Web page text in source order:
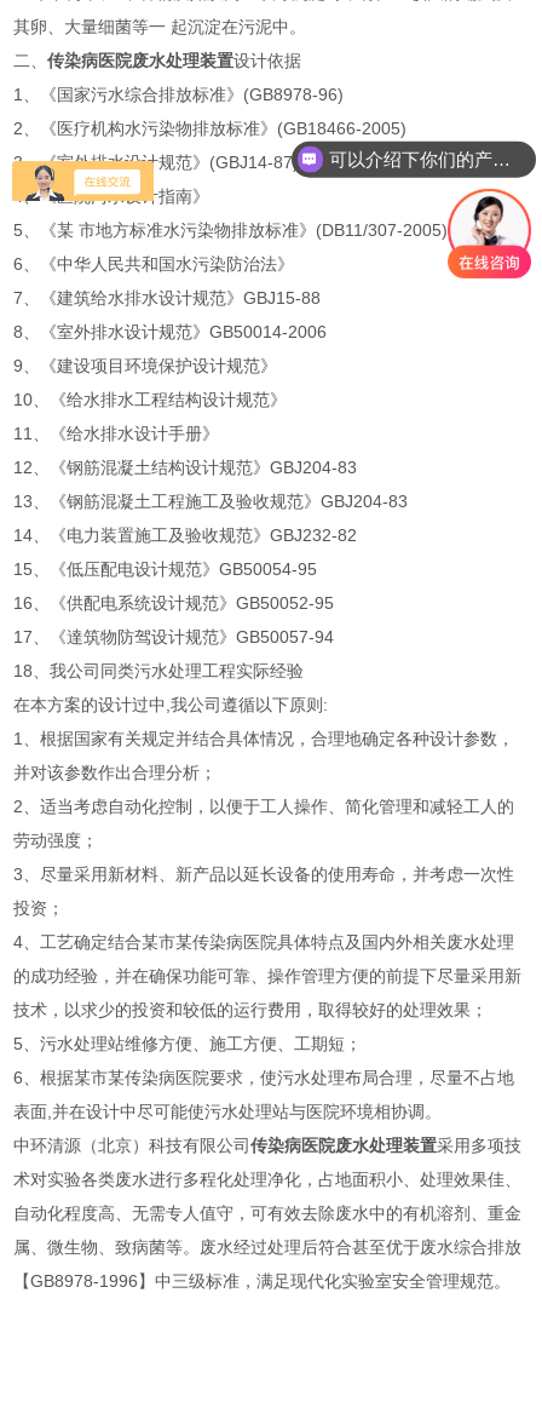
其卵、大量细菌等一 起沉淀在污泥中。
二、传染病医院废水处理装置设计依据
1、《国家污水综合排放标准》(GB8978-96)
2、《医疗机构水污染物排放标准》(GB18466-2005)
3、《室外排水设计规范》(GBJ14-87)
4、《医院污水设计指南》
5、《某 市地方标准水污染物排放标准》(DB11/307-2005)
6、《中华人民共和国水污染防治法》
7、《建筑给水排水设计规范》GBJ15-88
8、《室外排水设计规范》GB50014-2006
9、《建设项目环境保护设计规范》
10、《给水排水工程结构设计规范》
11、《给水排水设计手册》
12、《钢筋混凝土结构设计规范》GBJ204-83
13、《钢筋混凝土工程施工及验收规范》GBJ204-83
14、《电力装置施工及验收规范》GBJ232-82
15、《低压配电设计规范》GB50054-95
16、《供配电系统设计规范》GB50052-95
17、《達筑物防驾设计规范》GB50057-94
18、我公司同类污水处理工程实际经验
在本方案的设计过中,我公司遵循以下原则:
1、根据国家有关规定并结合具体情况，合理地确定各种设计参数，
并对该参数作出合理分析；
2、适当考虑自动化控制，以便于工人操作、简化管理和减轻工人的
劳动强度；
3、尽量采用新材料、新产品以延长设备的使用寿命，并考虑一次性
投资；
4、工艺确定结合某市某传染病医院具体特点及国内外相关废水处理
的成功经验，并在确保功能可靠、操作管理方便的前提下尽量采用新
技术，以求少的投资和较低的运行费用，取得较好的处理效果；
5、污水处理站维修方便、施工方便、工期短；
6、根据某市某传染病医院要求，使污水处理布局合理，尽量不占地
表面,并在设计中尽可能使污水处理站与医院环境相协调。
中环清源（北京）科技有限公司传染病医院废水处理装置采用多项技
术对实验各类废水进行多程化处理净化，占地面积小、处理效果佳、
自动化程度高、无需专人值守，可有效去除废水中的有机溶剂、重金
属、微生物、致病菌等。废水经过处理后符合甚至优于废水综合排放
【GB8978-1996】中三级标准，满足现代化实验室安全管理规范。
可以介绍下你们的产品么
你们是怎么收费的呢